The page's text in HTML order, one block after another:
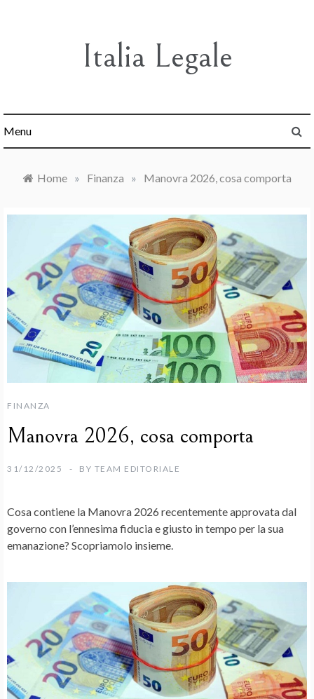
Italia Legale
Menu
Home » Finanza » Manovra 2026, cosa comporta
FINANZA
Manovra 2026, cosa comporta
31/12/2025 BY TEAM EDITORIALE
Cosa contiene la Manovra 2026 recentemente approvata dal
governo con l’ennesima fiducia e giusto in tempo per la sua
emanazione? Scopriamolo insieme.